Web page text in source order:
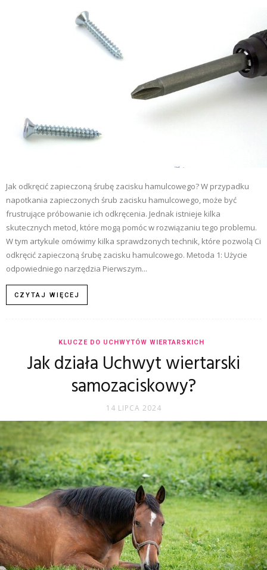
Jak odkręcić zapieczoną śrubę zacisku hamulcowego? W przypadku
napotkania zapieczonych śrub zacisku hamulcowego, może być
frustrujące próbowanie ich odkręcenia. Jednak istnieje kilka
skutecznych metod, które mogą pomóc w rozwiązaniu tego problemu.
W tym artykule omówimy kilka sprawdzonych technik, które pozwolą Ci
odkręcić zapieczoną śrubę zacisku hamulcowego. Metoda 1: Użycie
odpowiedniego narzędzia Pierwszym...
CZYTAJ WIĘCEJ
KLUCZE DO UCHWYTÓW WIERTARSKICH
Jak działa Uchwyt wiertarski
samozaciskowy?
14 LIPCA 2024